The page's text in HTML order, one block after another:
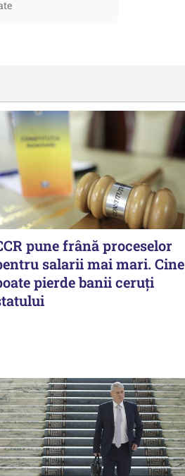
pune frână proceselor
salarii mai mari. Cine
pierde banii ceruți